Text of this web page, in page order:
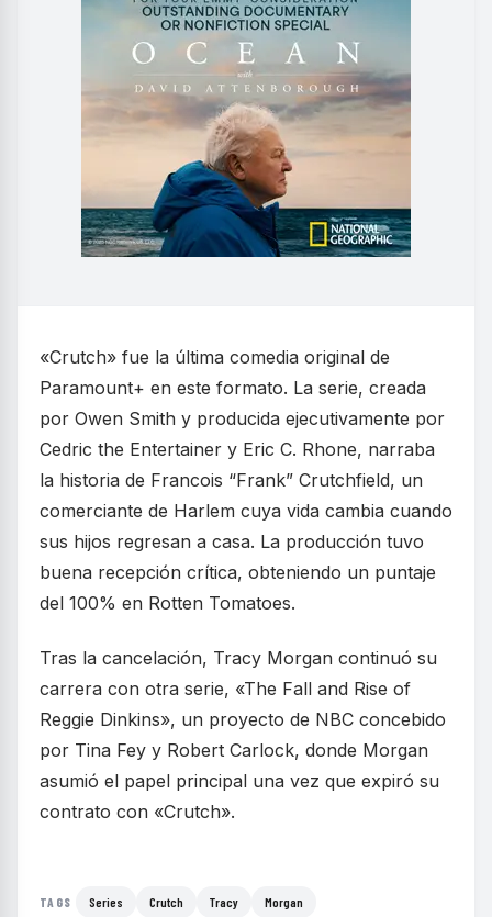
«Crutch» fue la última comedia original de
Paramount+ en este formato. La serie, creada
por Owen Smith y producida ejecutivamente por
Cedric the Entertainer y Eric C. Rhone, narraba
la historia de Francois “Frank” Crutchfield, un
comerciante de Harlem cuya vida cambia cuando
sus hijos regresan a casa. La producción tuvo
buena recepción crítica, obteniendo un puntaje
del 100% en Rotten Tomatoes.
Tras la cancelación, Tracy Morgan continuó su
carrera con otra serie, «The Fall and Rise of
Reggie Dinkins», un proyecto de NBC concebido
por Tina Fey y Robert Carlock, donde Morgan
asumió el papel principal una vez que expiró su
contrato con «Crutch».
TAGS Series Crutch Tracy Morgan